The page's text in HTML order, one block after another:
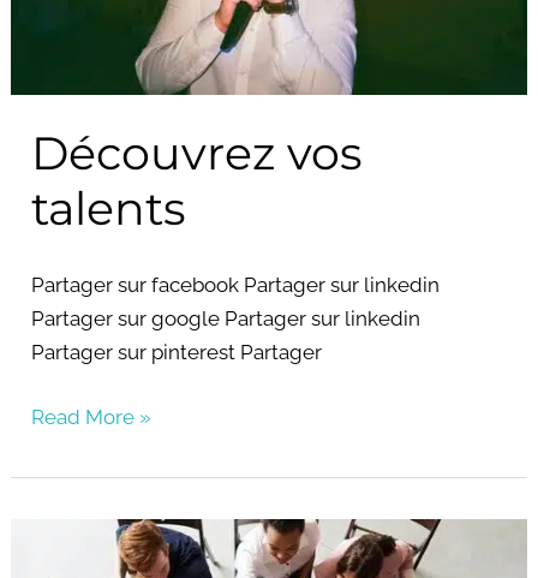
Découvrez vos
talents
Partager sur facebook Partager sur linkedin
Partager sur google Partager sur linkedin
Partager sur pinterest Partager
Read More »